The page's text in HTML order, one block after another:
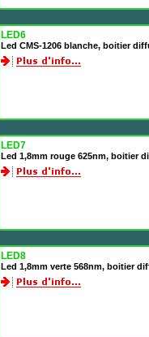
LED6
Led CMS-1206 blanche, boitier
LED7
Led 1,8mm rouge 625nm, boitier
LED8
Led 1,8mm verte 568nm, boitier